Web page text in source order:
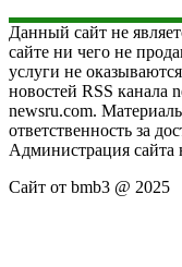
Данный сайт не
сайте ни чего не
услуги не
новостей RSS канала
newsru.com.
ответственность за
Администрация сайта
Сайт от bmb3 @ 2025